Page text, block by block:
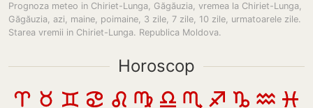
Prognoza meteo in Chiriet-Lunga, Găgăuzia, vremea la Chiriet-Lunga,
Găgăuzia, azi, maine, poimaine, 3 zile, 7 zile, 10 zile, urmatoarele zile.
Starea vremii in Chiriet-Lunga. Republica Moldova.
Horoscop